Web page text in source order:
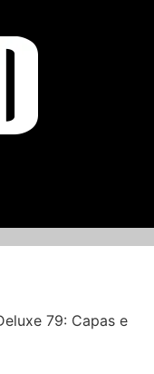
79: Capas e